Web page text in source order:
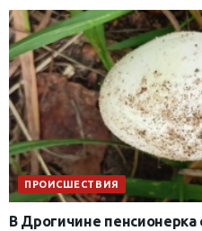
ПРОИСШЕСТВИЯ
В Дрогичине